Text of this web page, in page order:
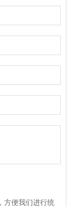
方便我们进行统